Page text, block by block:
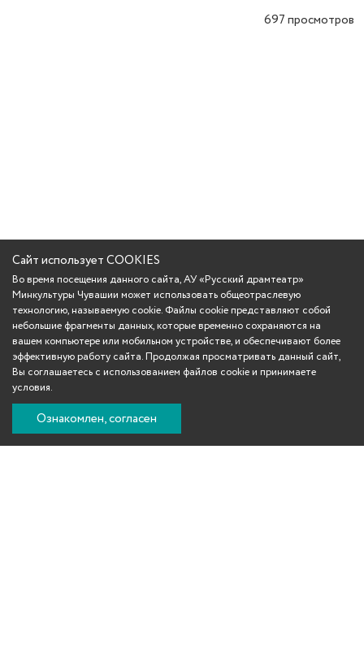
697просмотров
Сайт использует COOKIES
Во время посещения данного сайта, АУ «Русский драмтеатр»
Минкультуры Чувашии может использовать общеотраслевую
технологию, называемую cookie. Файлы cookie представляют собой
небольшие фрагменты данных, которые временно сохраняются на
вашем компьютере или мобильном устройстве, и обеспечивают более
эффективную работу сайта. Продолжая просматривать данный сайт,
Вы соглашаетесь с использованием файлов cookie и принимаете
условия.
Ознакомлен, согласен